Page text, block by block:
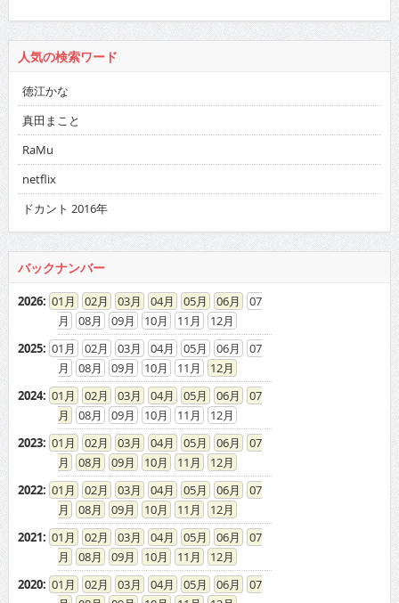
徳江かな
RaMu
netflix
ドカント 2016年
2026:01 02 03 04 05 06
07
08
2025: 01 02 03 04 05 06
07
08
09 10 11
12
2024: 01 02 03 04 05 06
07
08
09 10 11
12
2023: 01 02 03 04 05 06
07
08
09 10 11
12
2022: 01 02 03 04 05 06
07
08
09 10 11
12
2021: 01 02 03 04 05 06
07
08
09 10 11
12
2020: 01 02 03 04 05 06
07
08
09 10 11
12
2019: 01 02 03 04 05 06
07